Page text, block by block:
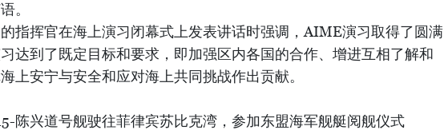
。
指挥官在海上演习闭幕式上发表讲话时强调，AIME演习取得了圆满
达到了既定目标和要求，即加强区内各国的合作、增进互相了解和
上安宁与安全和应对海上共同挑战作出贡献。
陈兴道号舰驶往菲律宾苏比克湾，参加东盟海军舰艇阅舰仪式